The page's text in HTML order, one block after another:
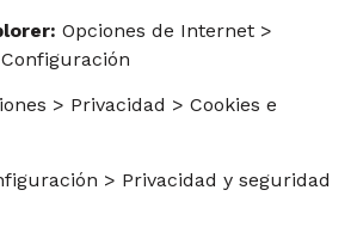
Opciones de Internet >
> Privacidad > Cookies e
> Privacidad y seguridad